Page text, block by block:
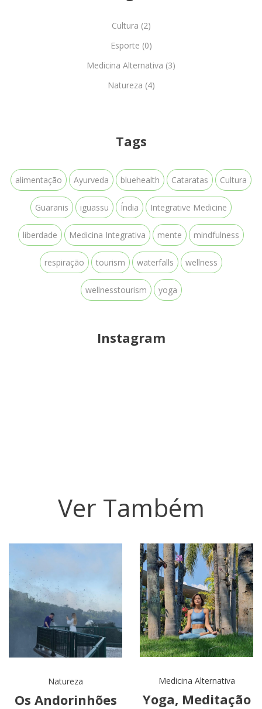
Cultura (2)
Esporte (0)
Medicina Alternativa (3)
Natureza (4)
Tags
alimentação Ayurveda bluehealth Cataratas Cultura
Guaranis iguassu Índia Integrative Medicine
liberdade Medicina Integrativa mente mindfulness
respiração tourism waterfalls wellness
wellnesstourism yoga
Instagram
Ver Também
Natureza
Os Andorinhões
Medicina Alternativa
Yoga, Meditação